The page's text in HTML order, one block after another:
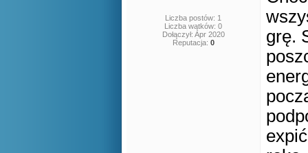
Liczba postów: 1
Liczba wątków: 0
Dołączył: Apr 2020
Reputacja: 0
grę.